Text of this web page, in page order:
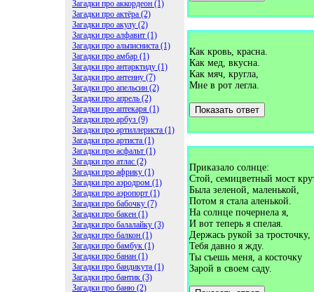
Загадки про аккордеон (1)
Загадки про актёра (2)
Загадки про акулу (2)
Загадки про алфавит (1)
Загадки про альписниста (1)
Загадки про амбар (1)
Загадки про антарктиду (1)
Загадки про антенну (7)
Загадки про апельсин (2)
Загадки про апрель (2)
Загадки про аптекаря (1)
Загадки про арбуз (9)
Загадки про артиллериста (1)
Загадки про артиста (1)
Загадки про асфальт (1)
Загадки про атлас (2)
Загадки про африку (1)
Загадки про аэродром (1)
Загадки про аэропорт (1)
Загадки про бабочку (7)
Загадки про бакен (1)
Загадки про балалайку (3)
Загадки про балкон (1)
Загадки про бамбук (1)
Загадки про банан (1)
Загадки про бандикута (1)
Загадки про бантик (3)
Загадки про баню (2)
Как кровь, красна.
Как мед, вкусна.
Как мяч, кругла,
Мне в рот легла.
Показать ответ
Приказало солнце:
Стой, семицветный мост
Была зеленой, маленькой,
Потом я стала аленькой.
На солнце почернела я,
И вот теперь я спелая.
Держась рукой за тросточку,
Тебя давно я жду.
Ты съешь меня, а косточку
Зарой в своем саду.